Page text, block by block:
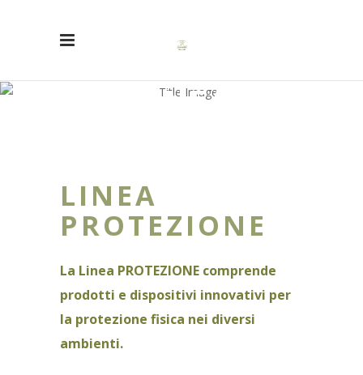
LINEA
LINEA
PROTEZIONE
La Linea PROTEZIONE comprende
prodotti e dispositivi innovativi per
la protezione fisica nei diversi
ambienti.